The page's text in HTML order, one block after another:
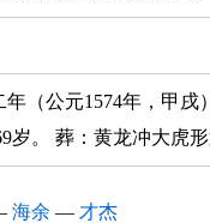
（公元1574年，甲戌
岁。 葬：黄龙冲大虎形
海余 — 才杰